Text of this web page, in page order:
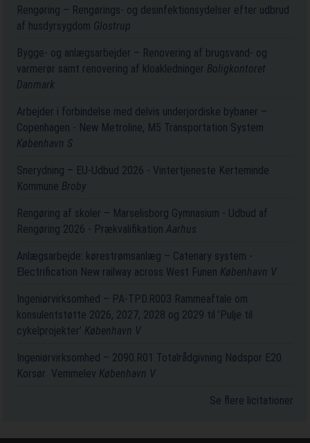
Rengøring – Rengørings- og desinfektionsydelser efter udbrud
af husdyrsygdom Glostrup
Bygge- og anlægsarbejder – Renovering af brugsvand- og
varmerør samt renovering af kloakledninger Boligkontoret
Danmark
Arbejder i forbindelse med delvis underjordiske bybaner –
Copenhagen - New Metroline, M5 Transportation System
København S
Snerydning – EU-Udbud 2026 - Vintertjeneste Kerteminde
Kommune Broby
Rengøring af skoler – Marselisborg Gymnasium - Udbud af
Rengøring 2026 - PrækvalifikationAarhus
Anlægsarbejde: kørestrømsanlæg – Catenary system -
Electrification New railway across West Funen København V
Ingeniørvirksomhed – PA-TPD.R003 Rammeaftale om
konsulentstøtte 2026, 2027, 2028 og 2029 til ’Pulje til
cykelprojekter’ København V
Ingeniørvirksomhed – 2090.R01 Totalrådgivning Nødspor E20
Korsør ­ Vemmelev København V
Se flere licitationer